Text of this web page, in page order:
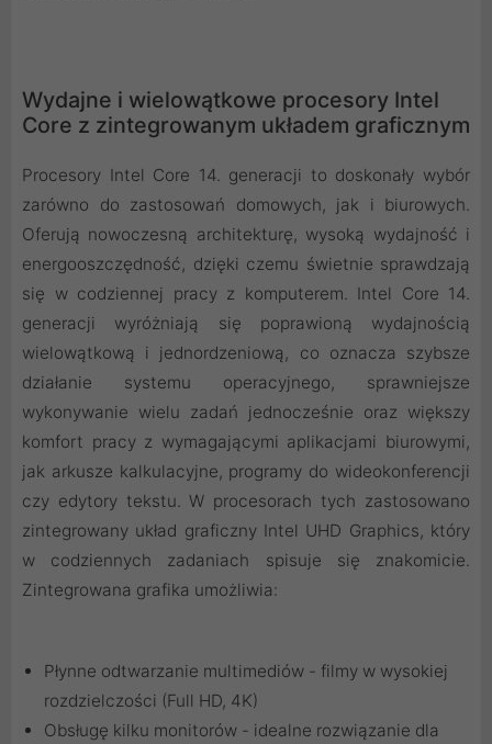
Wydajne i wielowątkowe procesory Intel
Core z zintegrowanym układem graficznym
Procesory Intel Core 14. generacji to doskonały wybór
zarówno do zastosowań domowych, jak i biurowych.
Oferują nowoczesną architekturę, wysoką wydajność i
energooszczędność, dzięki czemu świetnie sprawdzają
się w codziennej pracy z komputerem. Intel Core 14.
generacji wyróżniają się poprawioną wydajnością
wielowątkową i jednordzeniową, co oznacza szybsze
działanie systemu operacyjnego, sprawniejsze
wykonywanie wielu zadań jednocześnie oraz większy
komfort pracy z wymagającymi aplikacjami biurowymi,
jak arkusze kalkulacyjne, programy do wideokonferencji
czy edytory tekstu. W procesorach tych zastosowano
zintegrowany układ graficzny Intel UHD Graphics, który
w codziennych zadaniach spisuje się znakomicie.
Zintegrowana grafika umożliwia:
Płynne odtwarzanie multimediów - filmy w wysokiej
rozdzielczości (Full HD, 4K)
Obsługę kilku monitorów - idealne rozwiązanie dla